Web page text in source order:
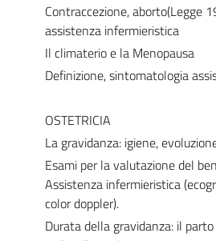
Contraccezione, aborto(Legge
assistenza infermieristica
Il climaterio e la Menopausa
Definizione, sintomatologia
OSTETRICIA
La gravidanza: igiene,
Esami per la valutazione del
Assistenza infermieristica
color doppler).
Durata della gravidanza: il